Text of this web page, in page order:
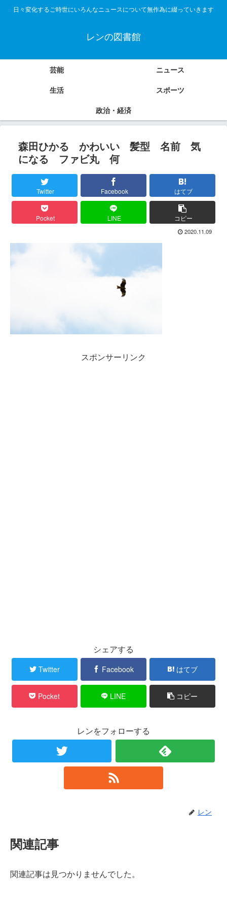
日々変化するご時世にいろんなニュースについて無作為に綴っていきます
レンの図書館
芸能
ニュース
生活
スポーツ
政治・経済
森田ひかる かわいい 髪型 名前 気
になる ファビ丸 何
Twitter Facebook はてブ
Pocket LINE コピー
2020.11.09
スポンサーリンク
シェアする
Twitter Facebook はてブ
Pocket LINE コピー
レンをフォローする
レン
関連記事
関連記事は見つかりませんでした。